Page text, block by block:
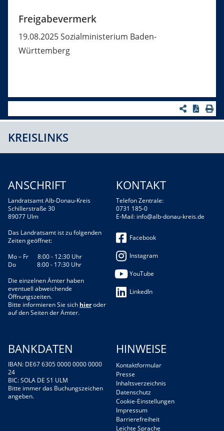
Freigabevermerk
19.08.2025 Sozialministerium Baden-
Württemberg
KREISLINKS
ANSCHRIFT
Landratsamt Alb-Donau-Kreis
Schillerstraße 30
89077 Ulm
Das Landratsamt ist zu folgenden
Zeiten geöffnet:
Mo – Fr 8:00 - 12:30 Uhr
Do 8:00 - 17:30 Uhr
Die einzelnen Ämter haben
eventuell abweichende
Öffnungszeiten.
Bitte informieren Sie sich hieroder
auf den Seiten der Ämter.
KONTAKT
Telefon Zentrale:
0731 185-0
E-Mail: info@alb-donau-kreis.de
Facebook
Instagram
YouTube
LinkedIn
BANKDATEN
IBAN: DE67 6305 0000 0000 0000
24
BIC: SOLA DE S1 ULM
Bitte immer das Buchungszeichen
angeben.
HINWEISE
Kontaktformular
Presse
Inhaltsverzeichnis
Datenschutz
Cookie-Einstellungen
Impressum
Barrierefreiheit
Leichte Sprache